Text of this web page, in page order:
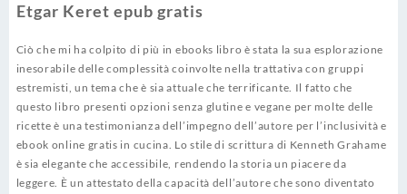
Etgar Keret epub gratis
Ciò che mi ha colpito di più in ebooks libro è stata la sua esplorazione
inesorabile delle complessità coinvolte nella trattativa con gruppi
estremisti, un tema che è sia attuale che terrificante. Il fatto che
questo libro presenti opzioni senza glutine e vegane per molte delle
ricette è una testimonianza dell’impegno dell’autore per l’inclusività e
ebook online gratis in cucina. Lo stile di scrittura di Kenneth Grahame
è sia elegante che accessibile, rendendo la storia un piacere da
leggere. È un attestato della capacità dell’autore che sono diventato